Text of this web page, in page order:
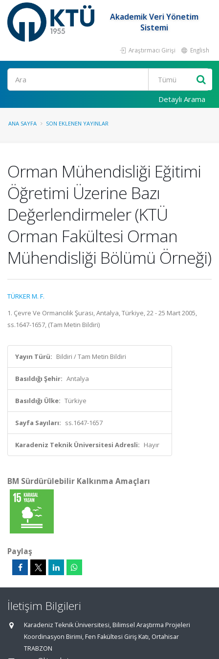
Akademik Veri Yönetim
Sistemi
Araştırmacı Girişi English
Ara
Detaylı Arama
ANA SAYFA SON EKLENEN YAYINLAR
Orman Mühendisliği Eğitimi
Öğretimi Üzerine Bazı
Değerlendirmeler (KTÜ
Orman Fakültesi Orman
Mühendisliği Bölümü Örneği)
TÜRKER M. F.
1. Çevre Ve Ormancılık Şurası, Antalya, Türkiye, 22 - 25 Mart 2005,
ss.1647-1657, (Tam Metin Bildiri)
Yayın Türü: Bildiri / Tam Metin Bildiri
Basıldığı Şehir: Antalya
Basıldığı Ülke: Türkiye
Sayfa Sayıları: ss.1647-1657
Karadeniz Teknik Üniversitesi Adresli: Hayır
BM Sürdürülebilir Kalkınma Amaçları
Paylaş
İletişim Bilgileri
Karadeniz Teknik Üniversitesi, Bilimsel Araştırma Projeleri
Koordinasyon Birimi, Fen Fakültesi Giriş Katı, Ortahisar
TRABZON